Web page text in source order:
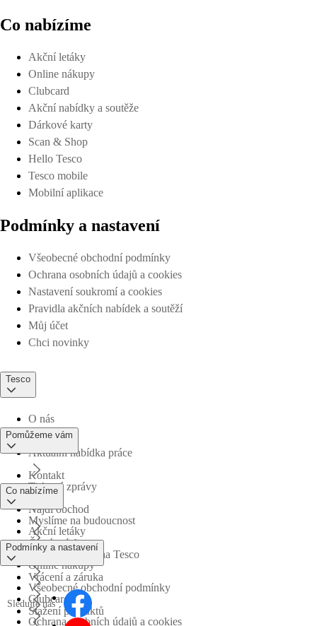
Co nabízíme
Akční letáky
Online nákupy
Clubcard
Akční nabídky a soutěže
Dárkové karty
Scan & Shop
Hello Tesco
Tesco mobile
Mobilní aplikace
Podmínky a nastavení
Všeobecné obchodní podmínky
Ochrana osobních údajů a cookies
Nastavení soukromí a cookies
Pravidla akčních nabídek a soutěží
Můj účet
Chci novinky
Tesco
O nás
Aktuální nabídka práce
Tiskové zprávy
Myslíme na budoucnost
Obchodní skupina Tesco
Pomůžeme vám
Kontakt
Najdi obchod
Časté otázky
Vrácení a záruka
Stažení produktů
Co nabízíme
Akční letáky
Online nákupy
Clubcard
Podmínky a nastavení
Všeobecné obchodní podmínky
Ochrana osobních údajů a cookies
Sledujte nás